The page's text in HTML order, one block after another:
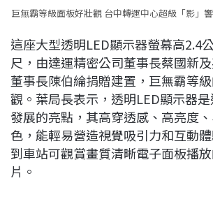
巨無霸等級面板好壯觀 台中轉運中心超級「影」響
這座大型透明LED顯示器螢幕高2.4
尺，由達運精密公司董事長蔡國新
董事長陳伯綸捐贈建置，巨無霸等
觀。葉局長表示，透明LED顯示器
發展的亮點，其高穿透感、高亮度
色，能輕易營造視覺吸引力和互動
到車站可觀賞畫質清晰電子面板播
片。